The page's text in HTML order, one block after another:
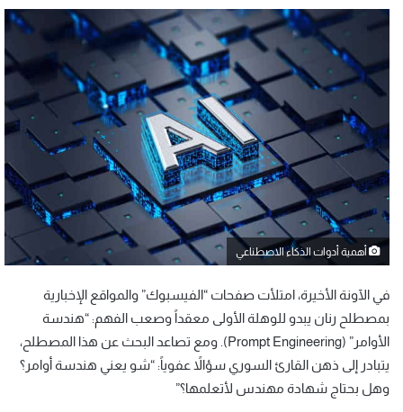
أهمية أدوات الذكاء الاصطناعي
في الآونة الأخيرة، امتلأت صفحات “الفيسبوك” والمواقع الإخبارية
بمصطلح رنان يبدو للوهلة الأولى معقداً وصعب الفهم: “هندسة
الأوامر” (Prompt Engineering). ومع تصاعد البحث عن هذا المصطلح،
يتبادر إلى ذهن القارئ السوري سؤالاً عفوياً: “شو يعني هندسة أوامر؟
وهل بحتاج شهادة مهندس لأتعلمها؟”